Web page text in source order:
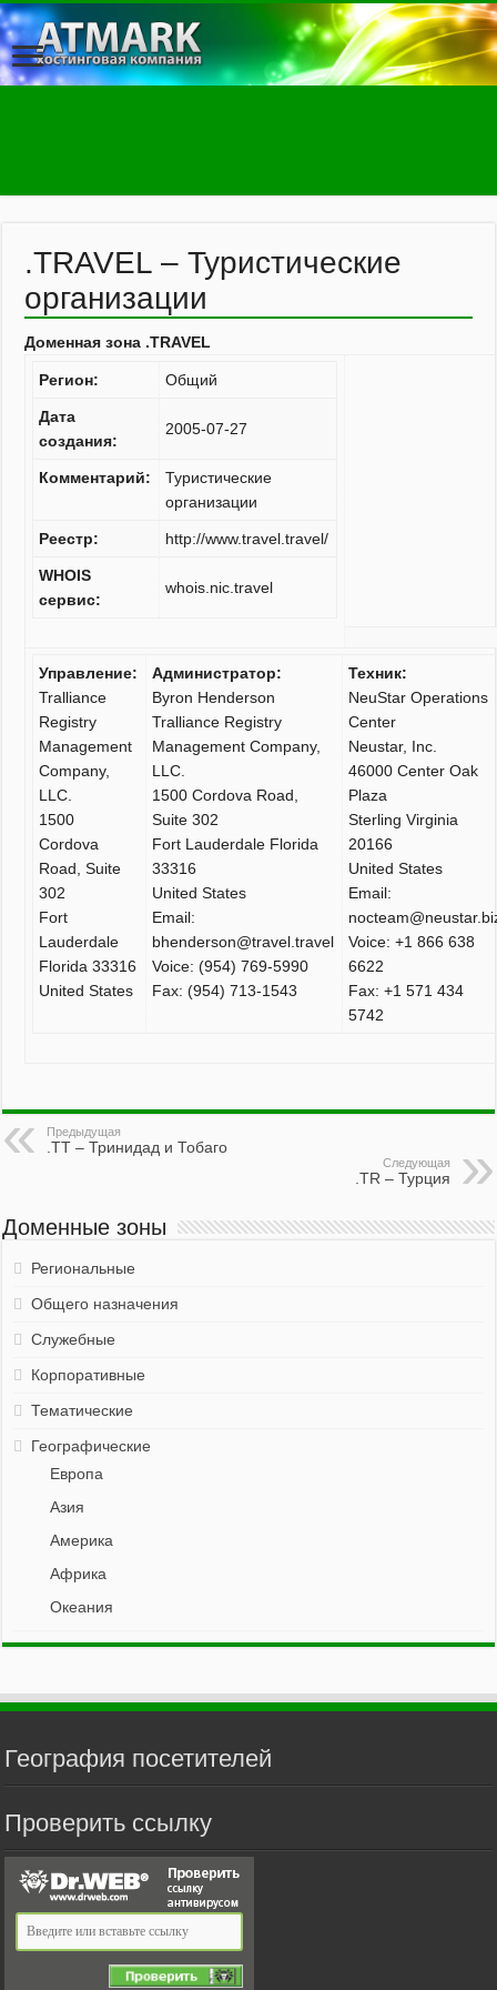
.TRAVEL – Туристические
организации
Доменная зона .TRAVEL
Регион: Общий
Дата
создания:
2005-07-27
Комментарий:
Туристические
организации
Реестр: http://www.travel.travel/
WHOIS
сервис:
whois.nic.travel
Управление:
Tralliance
Registry
Management
Company,
LLC.
1500
Cordova
Road, Suite
302
Fort
Lauderdale
Florida 33316
United States
Администратор:
Byron Henderson
Tralliance Registry
Management Company,
LLC.
1500 Cordova Road,
Suite 302
Fort Lauderdale Florida
33316
United States
Email:
bhenderson@travel.travel
Voice: (954) 769-5990
Fax: (954) 713-1543
Техник:
NeuStar Operations
Center
Neustar, Inc.
46000 Center Oak
Plaza
Sterling Virginia
20166
United States
Email:
Voice: +1 866 638
6622
Fax: +1 571 434
5742
Предыдущая
.TT – Тринидад и Тобаго
Следующая
.TR – Турция
Доменные зоны
Региональные
Общего назначения
Служебные
Корпоративные
Тематические
Географические
Европа
Азия
Америка
Африка
Океания
География посетителей
Проверить ссылку